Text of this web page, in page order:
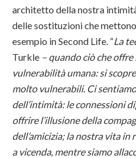
architetto della nostra
delle sostituzioni che
esempio in Second Life. “La
Turkle – quando ciò che
vulnerabilità umana: si
molto vulnerabili. Ci
dell’intimità: le connessioni
offrire l’illusione della
dell’amicizia; la nostra vita
a vicenda, mentre siamo